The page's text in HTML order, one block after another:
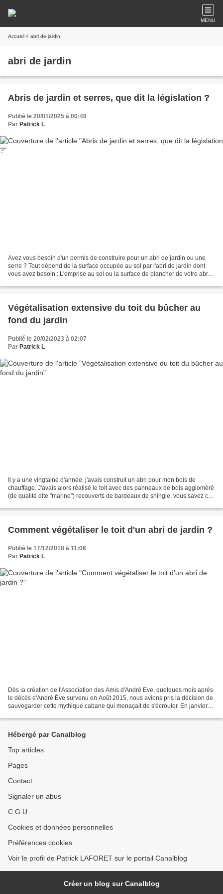
MENU
Accueil » abri de jardin
abri de jardin
Abris de jardin et serres, que dit la législation ?
Publié le 20/01/2025 à 00:48
Par Patrick L
Avez vous besoin d'un permis de construire pour un abri de jardin ou une
serre ? Tout dépend de la surface occupée au sol par l'abri de jardin dont
vous avez besoin : L'emprise au sol ou la surface de plancher de votre abri
Végétalisation extensive du toit du bûcher au
fond du jardin
Publié le 20/02/2023 à 02:07
Par Patrick L
Il y a une vingtaine d'année, j'avais construit un abri pour mon bois de
chauffage. J'avais alors réalisé le toit avec des panneaux de bois aggloméré
(de qualité dite "marine") recouverts de bardeaux de shingle, vous savez ce
Comment végétaliser le toit d'un abri de jardin ?
Publié le 17/12/2018 à 11:06
Par Patrick L
Dès la création de l'Association des Amis d'André Eve, quelques mois après
le décès d'André Ève survenu en Août 2015, nous avions pris la décision de
sauvegarder cette mythique cabane qui menaçait de s'écrouler. En janvier
Hébergé par Canalblog
Top articles
Pages
Contact
Signaler un abus
C.G.U.
Cookies et données personnelles
Préférences cookies
Voir le profil de Patrick LAFORET sur le portail Canalblog
Créer un blog sur Canalblog